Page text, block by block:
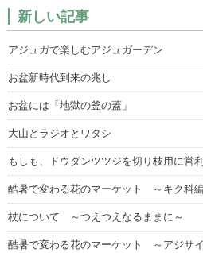
新しい記事
アジュガで楽しむアジュガーデン
お盆新時代到来の兆し
お盆には「地獄の釜の蓋」
大山とラジオとワタシ
もしも、ドウダンツツジを切り枝用に営
酷暑で変わる花のマーケット ～キク科
杖について ～つえつえなるままに～
酷暑で変わる花のマーケット ～アジサ